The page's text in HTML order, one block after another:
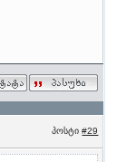
პოსტი#29